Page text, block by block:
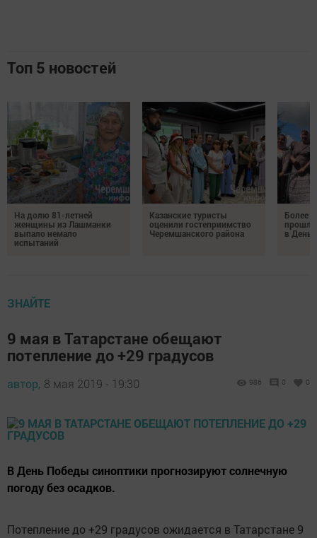
Топ 5 новостей
На долю 81-летней
женщины из Лашманки
выпало немало
испытаний
Казанские туристы
оценили гостеприимство
Черемшанского района
Более
в День
ЗНАЙТЕ
9 мая в Татарстане обещают
потепление до +29 градусов
автор, 8 мая 2019 - 19:30 986 0 0
В День Победы синоптики прогнозируют солнечную
погоду без осадков.
Потепление до +29 градусов ожидается в Татарстане 9